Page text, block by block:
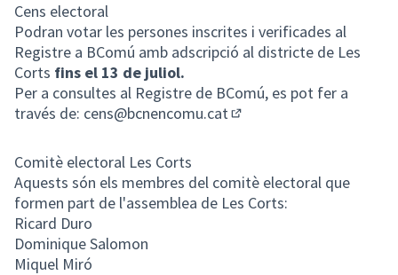
Cens electoral
Podran votar les persones inscrites i verificades al
Registre a BComú amb adscripció al districte de Les
Corts fins el 13 de juliol.
Per a consultes al Registre de BComú, es pot fer a
través de: cens@bcnencomu.cat
Comitè electoral Les Corts
Aquests són els membres del comitè electoral que
formen part de l'assemblea de Les Corts:
Ricard Duro
Dominique Salomon
Miquel Miró